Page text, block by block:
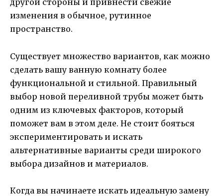
другой стороны и привнести свежие
изменения в обычное, рутинное
пространство.
Существует множество вариантов, как можно
сделать вашу ванную комнату более
функциональной и стильной. Правильный
выбор новой переливной трубы может быть
одним из ключевых факторов, который
поможет вам в этом деле. Не стоит бояться
экспериментировать и искать
альтернативные варианты среди широкого
выбора дизайнов и материалов.
Когда вы начинаете искать идеальную замену